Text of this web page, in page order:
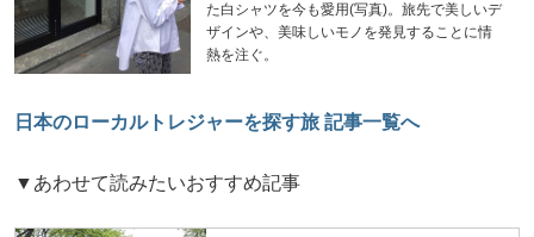
た白シャツを今も愛用(写真)。旅先で美しいデ
ザインや、美味しいモノを発見することに情
熱を注ぐ。
日本のローカルトレジャーを探す旅 記事一覧へ
▼あわせて読みたいおすすめ記事